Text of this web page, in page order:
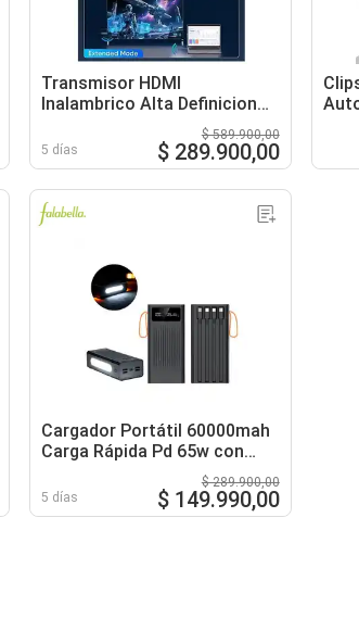
Transmisor HDMI
Inalambrico Alta Definicion
5 días
$ 589.900,00
$ 289.900,00
Cargador Portátil 60000mah
Carga Rápida Pd 65w con
Cables Integrados para
Múltiples Dispositivos
5 días
$ 289.900,00
$ 149.990,00